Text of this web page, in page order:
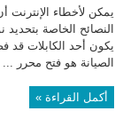
النصائح الخاصة
الصيانة هو فتح محرر ...
أكمل القراءة »